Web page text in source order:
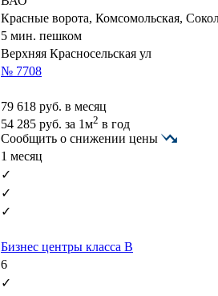
Красные ворота, Комсомольская,
5 мин. пешком
Верхняя Красносельская ул
№ 7708
79 618 руб. в месяц
54 285 руб. за 1м2 в год
Сообщить о снижении цены
1 месяц
✓
✓
✓
Бизнес центры класса B
6
✓